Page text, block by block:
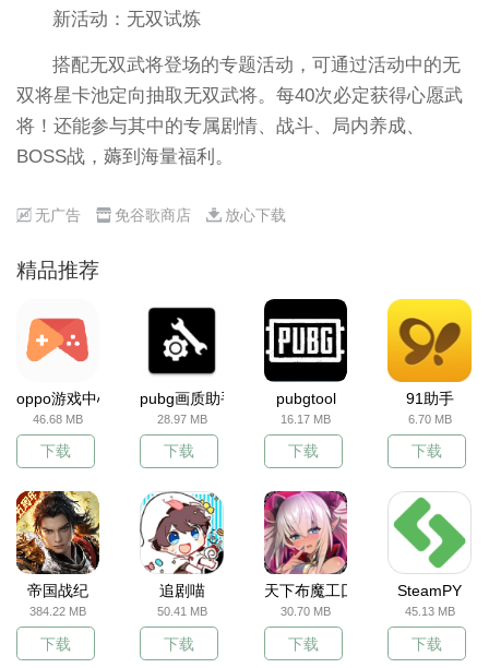
新活动：无双试炼
搭配无双武将登场的专题活动，可通过活动中的无
双将星卡池定向抽取无双武将。每40次必定获得心愿武
将！还能参与其中的专属剧情、战斗、局内养成、
BOSS战，薅到海量福利。
无广告 免谷歌商店 放心下载
精品推荐
oppo游戏中心
46.68 MB
下载
pubg画质助手
28.97 MB
下载
pubgtool
16.17 MB
下载
91助手
6.70 MB
下载
帝国战纪
384.22 MB
下载
追剧喵
50.41 MB
下载
天下布魔工囗服
30.70 MB
下载
SteamPY
45.13 MB
下载